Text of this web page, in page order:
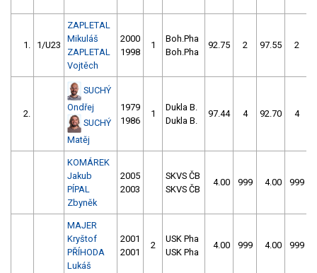
1. 1/U23
ZAPLETAL
Mikuláš
ZAPLETAL
Vojtěch
2000
1998
1
Boh.Pha
Boh.Pha
92.75 2 97.55 2
2.
SUCHÝ
Ondřej
SUCHÝ
Matěj
1979
1986
1
Dukla B.
Dukla B.
97.44 4 92.70 4
KOMÁREK
Jakub
PÍPAL
Zbyněk
2005
2003
SKVS ČB
SKVS ČB
4.00 999 4.00 999
MAJER
Kryštof
PŘÍHODA
Lukáš
2001
2001
2
USK Pha
USK Pha
4.00 999 4.00 999